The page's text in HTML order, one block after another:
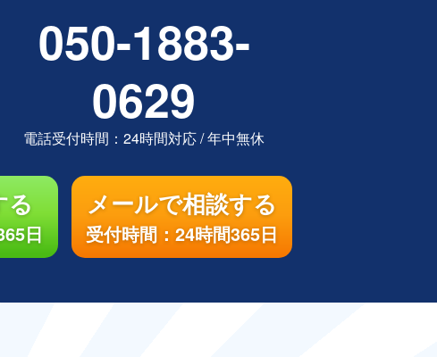
050-1883-
0629
電話受付時間：24時間対応/年中無休
る
日
メールで相談する
受付時間：24時間365日